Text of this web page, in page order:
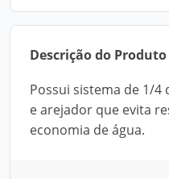
Descrição do Produto
Possui sistema de 1/4
e arejador que evita
economia de água.